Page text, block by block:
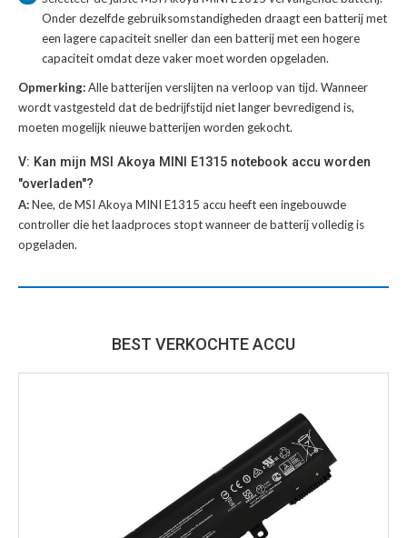
Onder dezelfde gebruiksomstandigheden draagt een batterij met
een lagere capaciteit sneller dan een batterij met een hogere
capaciteit omdat deze vaker moet worden opgeladen.
Opmerking:Alle batterijen verslijten na verloop van tijd. Wanneer
wordt vastgesteld dat de bedrijfstijd niet langer bevredigend is,
moeten mogelijk nieuwe batterijen worden gekocht.
V: Kan mijn MSI Akoya MINI E1315 notebook accu worden
"overladen"?
A:Nee, de MSI Akoya MINI E1315 accu heeft een ingebouwde
controller die het laadproces stopt wanneer de batterij volledig is
opgeladen.
BEST VERKOCHTE ACCU